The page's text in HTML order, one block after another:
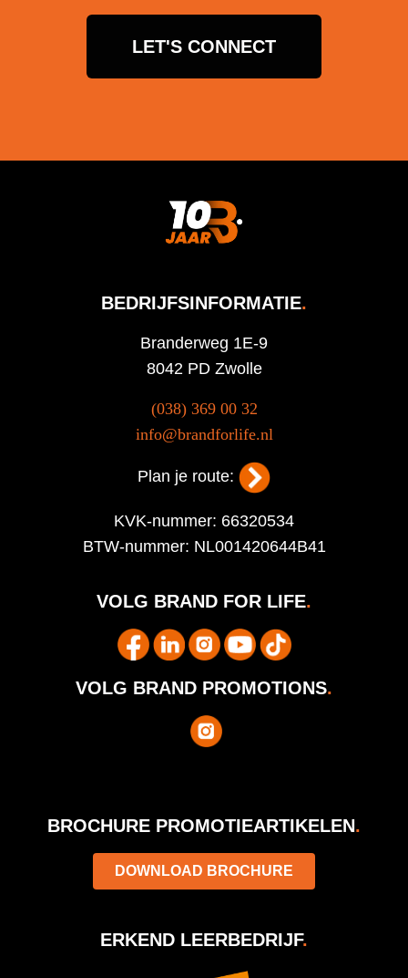
LET'S CONNECT
BEDRIJFSINFORMATIE.
Branderweg 1E-9
8042 PD Zwolle
(038) 369 00 32
info@brandforlife.nl
Plan je route:
KVK-nummer: 66320534
BTW-nummer: NL001420644B41
VOLG BRAND FOR LIFE.
VOLG BRAND PROMOTIONS.
BROCHURE PROMOTIEARTIKELEN.
DOWNLOAD BROCHURE
ERKEND LEERBEDRIJF.